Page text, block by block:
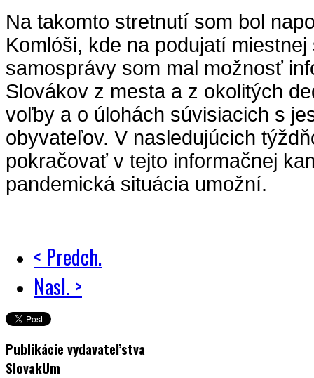
Na takomto stretnutí som bol
Komlóši, kde na podujatí
samosprávy som mal možnosť
Slovákov z mesta a z okolitých
voľby a o úlohách súvisiacich s
obyvateľov. V nasledujúcich
pokračovať v tejto informačnej
pandemická situácia umožní.
< Predch.
Nasl. >
Publikácie vydavateľstva
SlovakUm